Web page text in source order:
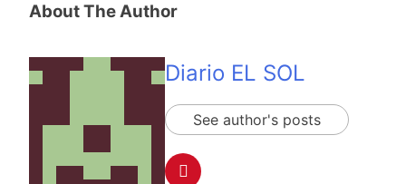
Ley de Propiedad
Privada
La Diócesis de
fiesta de San
Cayetano
1 Día Atrás
La Línea 148 pasó a
About The Author
Diario EL SOL
See author's posts